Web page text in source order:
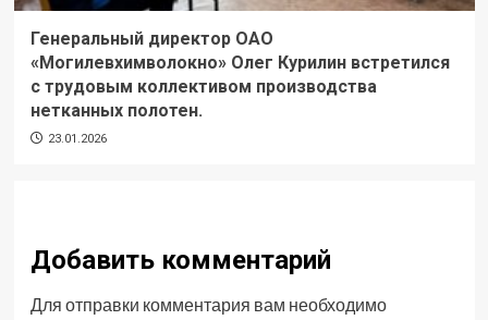
Генеральный директор ОАО
«Могилевхимволокно» Олег Курилин встретился
с трудовым коллективом производства
нетканных полотен.
23.01.2026
Добавить комментарий
Для отправки комментария вам необходимо